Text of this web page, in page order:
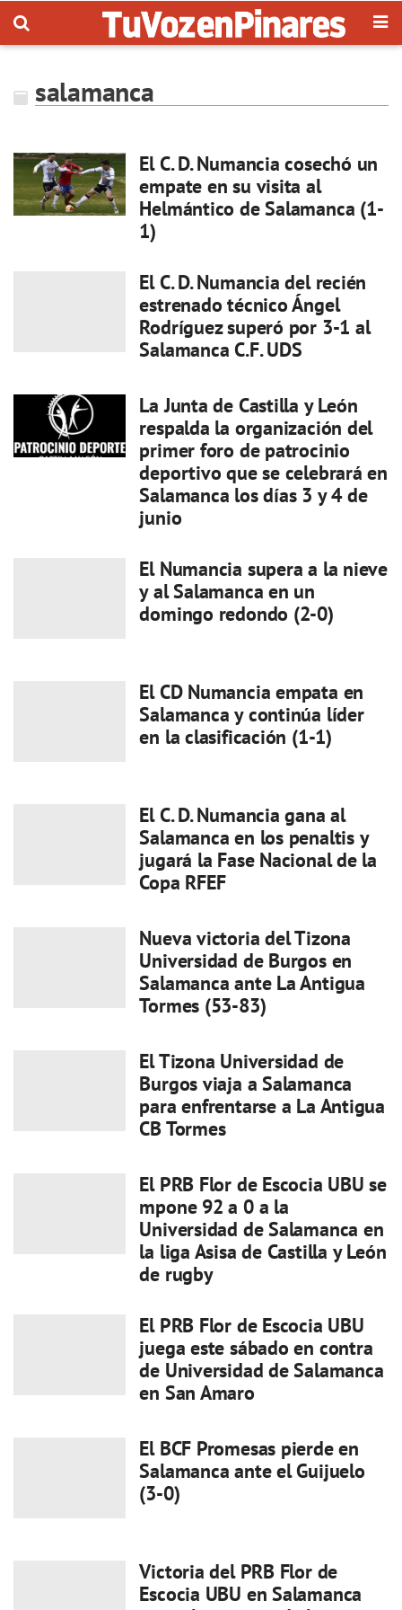
salamanca
El C. D. Numancia cosechó un
empate en su visita al
Helmántico de Salamanca (1-
1)
El C. D. Numancia del recién
estrenado técnico Ángel
Rodríguez superó por 3-1 al
Salamanca C.F. UDS
La Junta de Castilla y León
respalda la organización del
primer foro de patrocinio
deportivo que se celebrará en
Salamanca los días 3 y 4 de
junio
El Numancia supera a la nieve
y al Salamanca en un
domingo redondo (2-0)
El CD Numancia empata en
Salamanca y continúa líder
en la clasificación (1-1)
El C. D. Numancia gana al
Salamanca en los penaltis y
jugará la Fase Nacional de la
Copa RFEF
Nueva victoria del Tizona
Universidad de Burgos en
Salamanca ante La Antigua
Tormes (53-83)
El Tizona Universidad de
Burgos viaja a Salamanca
para enfrentarse a La Antigua
CB Tormes
El PRB Flor de Escocia UBU se
mpone 92 a 0 a la
Universidad de Salamanca en
la liga Asisa de Castilla y León
de rugby
El PRB Flor de Escocia UBU
juega este sábado en contra
de Universidad de Salamanca
en San Amaro
El BCF Promesas pierde en
Salamanca ante el Guijuelo
(3-0)
Victoria del PRB Flor de
Escocia UBU en Salamanca